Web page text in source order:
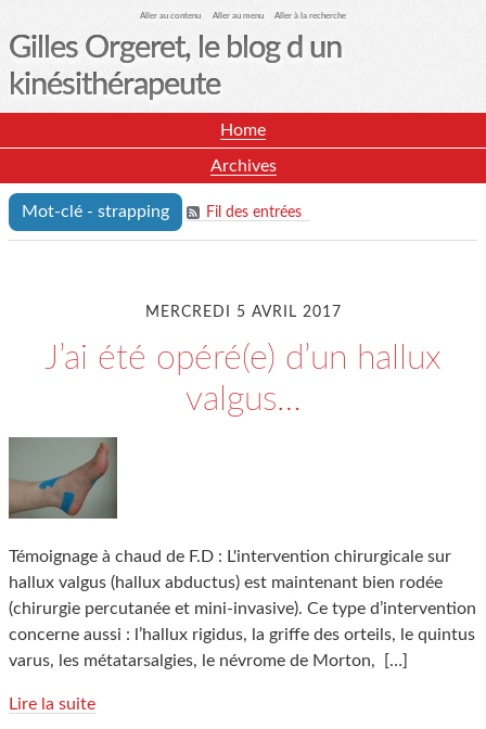
Aller au contenu Aller au menu Aller à la recherche
Gilles Orgeret, le blog d un
kinésithérapeute
Home
Archives
Mot-clé - strapping Fil des entrées
MERCREDI 5 AVRIL 2017
J’ai été opéré(e) d’un hallux
valgus…
Témoignage à chaud de F.D : L'intervention chirurgicale sur
hallux valgus (hallux abductus) est maintenant bien rodée
(chirurgie percutanée et mini-invasive). Ce type d’intervention
concerne aussi : l’hallux rigidus, la griffe des orteils, le quintus
varus, les métatarsalgies, le névrome de Morton,
[…]
Lire la suite